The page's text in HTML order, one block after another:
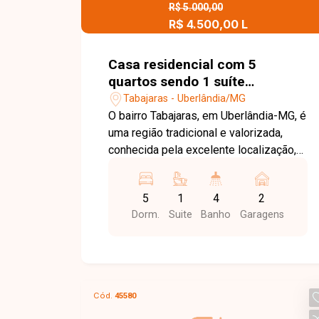
mais informações e agende sua visita.
R$ 5.000,00
R$ 4.500,00 L
Casa residencial com 5
quartos sendo 1 suíte
disponível para locação no
bairro Tabajaras em
Uberlândia-MG
Tabajaras - Uberlândia/MG
O bairro Tabajaras, em Uberlândia-MG, é
uma região tradicional e valorizada,
conhecida pela excelente localização,
cidade e ampla oferta de comércios,
serviços, escolas e conveniências. Sua
infraestrutura completa proporciona
5
Dorm.
1
Suite
4
Banho
2
Garagens
Cód. 45580